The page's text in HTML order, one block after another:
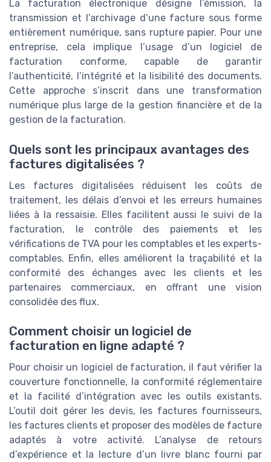
La facturation électronique désigne l’émission, la
transmission et l’archivage d’une facture sous forme
entièrement numérique, sans rupture papier. Pour une
entreprise, cela implique l’usage d’un logiciel de
facturation conforme, capable de garantir
l’authenticité, l’intégrité et la lisibilité des documents.
Cette approche s’inscrit dans une transformation
numérique plus large de la gestion financière et de la
gestion de la facturation.
Quels sont les principaux avantages des
factures digitalisées ?
Les factures digitalisées réduisent les coûts de
traitement, les délais d’envoi et les erreurs humaines
liées à la ressaisie. Elles facilitent aussi le suivi de la
facturation, le contrôle des paiements et les
vérifications de TVA pour les comptables et les experts-
comptables. Enfin, elles améliorent la traçabilité et la
conformité des échanges avec les clients et les
partenaires commerciaux, en offrant une vision
consolidée des flux.
Comment choisir un logiciel de
facturation en ligne adapté ?
Pour choisir un logiciel de facturation, il faut vérifier la
couverture fonctionnelle, la conformité réglementaire
et la facilité d’intégration avec les outils existants.
L’outil doit gérer les devis, les factures fournisseurs,
les factures clients et proposer des modèles de facture
adaptés à votre activité. L’analyse de retours
d’expérience et la lecture d’un livre blanc fourni par